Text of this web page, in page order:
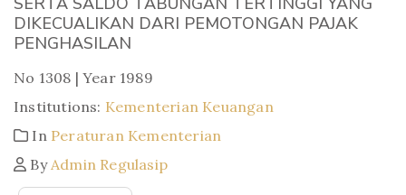
DIKECUALIKAN DARI PEMOTONGAN PAJAK
PENGHASILAN
No 1308 | Year 1989
Institutions: Kementerian Keuangan
In Peraturan Kementerian
ByAdmin Regulasip